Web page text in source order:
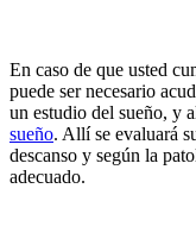
En caso de que usted
puede ser necesario
un estudio del sueño, y
sueño. Allí se evaluará
descanso y según la
adecuado.